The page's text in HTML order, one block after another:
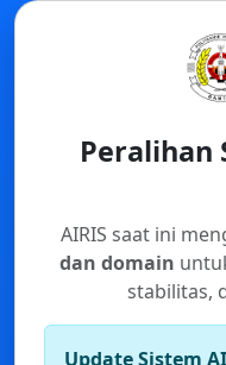
Peralihan
AIRIS saat ini
dan domain
stabilitas,
Update Sistem